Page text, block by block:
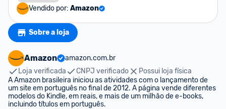
Vendido por: Amazon
Sobre a loja
Amazon
amazon.com.br
Loja verificada
CNPJ verificado
Possui loja física
A Amazon brasileira iniciou as atividades com o lançamento de
um site em português no final de 2012. A página vende diferentes
modelos do Kindle, em reais, e mais de um milhão de e-books,
incluindo títulos em português.